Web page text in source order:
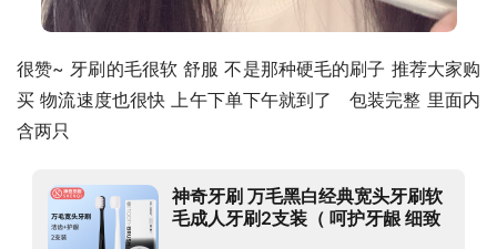
很赞~ 牙刷的毛很软 舒服 不是那种硬毛的刷子 推荐大家购
买 物流速度也很快 上午下单下午就到了   包装完整 里面内
含两只
神奇牙刷 万毛黑白经典宽头牙刷软
毛成人牙刷2支装（ 呵护牙龈 细致